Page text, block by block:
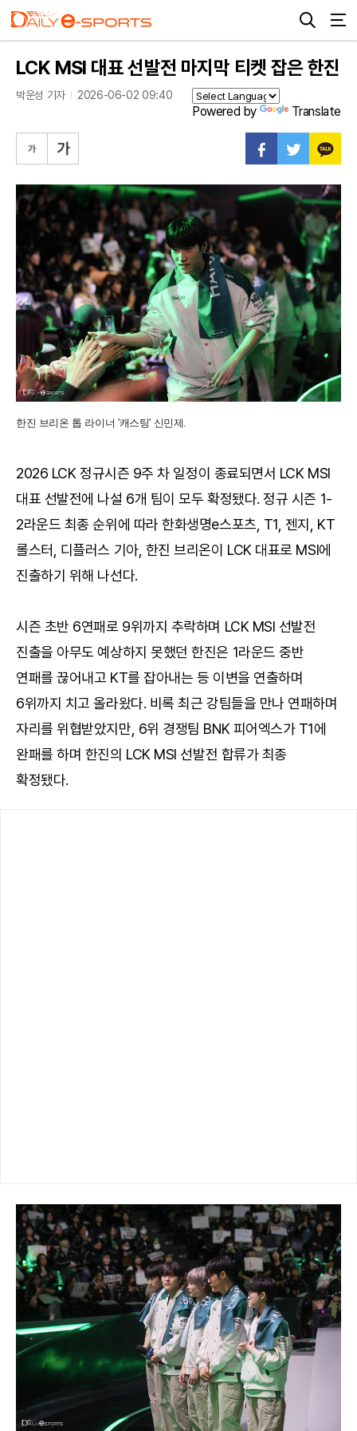
LCK MSI 대표 선발전 마지막 티켓 잡은 한진
박운성 기자 2026-06-02 09:40
Powered by Translate
한진 브리온 톱 라이너 '캐스팅' 신민제.
2026 LCK 정규시즌 9주 차 일정이 종료되면서 LCK MSI
대표 선발전에 나설 6개 팀이 모두 확정됐다. 정규 시즌 1-
2라운드 최종 순위에 따라 한화생명e스포츠, T1, 젠지, KT
롤스터, 디플러스 기아, 한진 브리온이 LCK 대표로 MSI에
진출하기 위해 나선다.
시즌 초반 6연패로 9위까지 추락하며 LCK MSI 선발전
진출을 아무도 예상하지 못했던 한진은 1라운드 중반
연패를 끊어내고 KT를 잡아내는 등 이변을 연출하며
6위까지 치고 올라왔다. 비록 최근 강팀들을 만나 연패하며
자리를 위협받았지만, 6위 경쟁팀 BNK 피어엑스가 T1에
완패를 하며 한진의 LCK MSI 선발전 합류가 최종
확정됐다.